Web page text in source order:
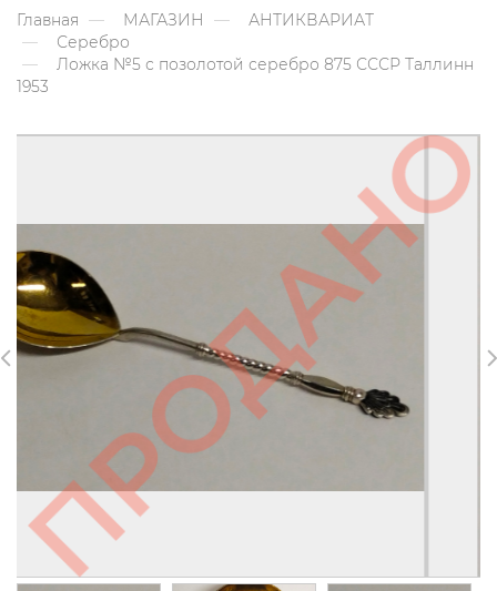
Главная МАГАЗИН
АНТИКВАРИАТ
Серебро
Ложка №5 с позолотой серебро 875 СССР Таллинн
1953